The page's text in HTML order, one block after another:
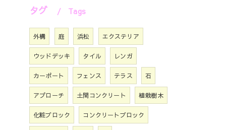
タグ Tags
外構 庭 浜松 エクステリア
ウッドデッキ タイル レンガ
カーポート フェンス テラス 石
アプローチ 土間コンクリート 植栽樹木
化粧ブロック コンクリートブロック